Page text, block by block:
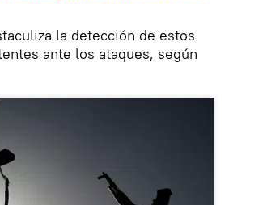
la detección de estos
ante los ataques, según